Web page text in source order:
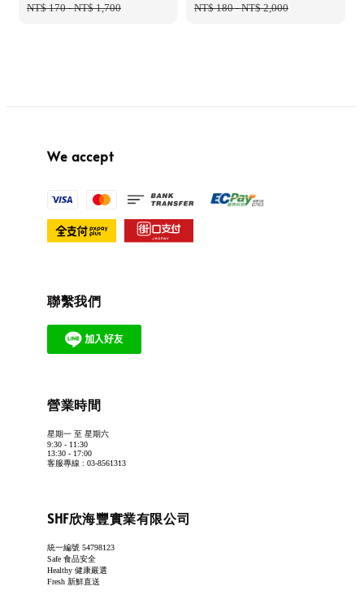
price
NT$ 170-NT$ 1,700
price
NT$ 180-NT$ 2,000
We accept
聯繫我們
營業時間
星期一 至 星期六
9:30 - 11:30
13:30 - 17:00
客服專線 : 03-8561313
SHF欣海豐實業有限公司
統一編號 54798123
Safe 食品安全
Healthy 健康嚴選
Fresh 新鮮直送